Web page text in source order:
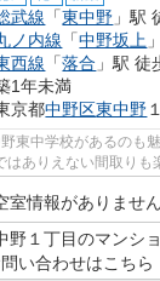
武線 「東中野 」駅
ノ内線 「中野坂上
西線 「落合 」駅 徒
1年未満
京都中野区東中野
東中学校があるのも
はありえない間取りも
武線東中野...
室情報がありません
野１丁目のマンシ
い合わせはこちら